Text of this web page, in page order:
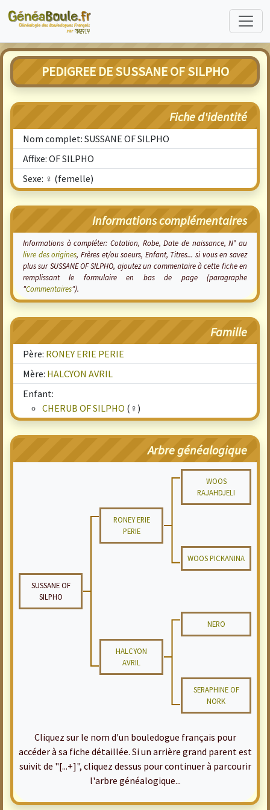
PEDIGREE DE SUSSANE OF SILPHO
Fiche d'identité
Nom complet: SUSSANE OF SILPHO
Affixe: OF SILPHO
Sexe: ♀ (femelle)
Informations complémentaires
Informations à compléter: Cotation, Robe, Date de naissance, N° au
livre des origines, Frères et/ou soeurs, Enfant, Titres... si vous en savez
plus sur SUSSANE OF SILPHO, ajoutez un commentaire à cette fiche en
remplissant le formulaire en bas de page (paragraphe
"Commentaires").
Famille
Père: RONEY ERIE PERIE
Mère: HALCYON AVRIL
Enfant:
CHERUB OF SILPHO (♀)
Arbre généalogique
WOOS
RAJAHDJELI
RONEY ERIE
PERIE
WOOS PICKANINA
SUSSANE OF
SILPHO
NERO
HALCYON
AVRIL
SERAPHINE OF
NORK
Cliquez sur le nom d'un bouledogue français pour
accéder à sa fiche détaillée. Si un arrière grand parent est
suivit de "[...+]", cliquez dessus pour continuer à parcourir
l'arbre généalogique...